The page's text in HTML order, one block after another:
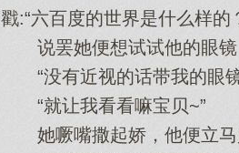
戳:“六百度的世界是什么样的
说罢她便想试试他的眼镜
“没有近视的话带我的眼镜
“就让我看看嘛宝贝~”
她噘嘴撒起娇，他便立马